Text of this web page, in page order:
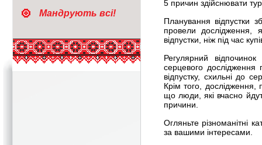
Мандрують всі!
5 причин здійснювати
Планування відпустки
провели дослідження,
відпустки, ніж під час
Регулярний
серцевого дослідження
відпустку, схильні до
Крім того, дослідження,
що люди, які вчасно
причини.
Огляньте різноманітні
за вашими інтересами.